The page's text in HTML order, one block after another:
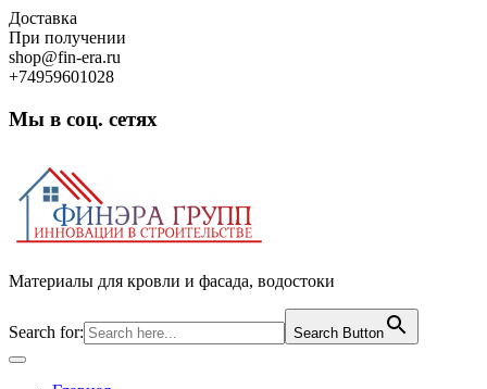
Skip
to
content
Доставка
При получении
shop@fin-era.ru
+74959601028
Мы в соц. сетях
Материалы для кровли и фасада, водостоки
Search for: Search Button
Open
Button